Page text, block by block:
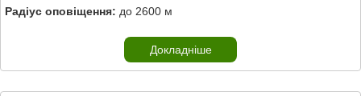
Радіус оповіщення: до 2600 м
Докладніше